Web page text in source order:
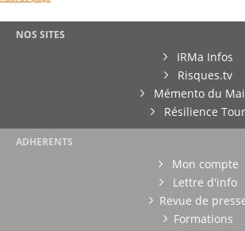
NOS SITES
IRMa Infos
Risques.tv
Mémento du
Résilience Tour
ADHERENTS
Mon compte
Lettre d'info
Revue de
Formations